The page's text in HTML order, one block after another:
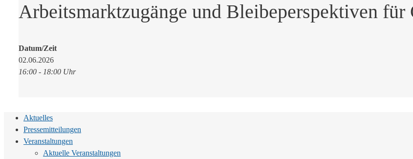
Arbeitsmarktzugänge und Bleibeperspektiven für
Datum/Zeit
02.06.2026
16:00 - 18:00 Uhr
Aktuelles
Pressemitteilungen
Veranstaltungen
Aktuelle Veranstaltungen